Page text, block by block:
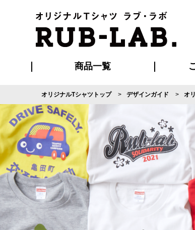
商品一覧
Tシャツ
ブルゾン・コート セッ
ハッピ
お
発送版
マイ
オリジナルTシャツトップ デザインガイド オ